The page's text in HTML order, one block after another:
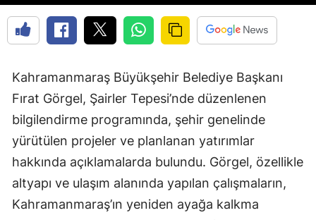
Kahramanmaraş Büyükşehir Belediye Başkanı
Fırat Görgel, Şairler Tepesi’nde düzenlenen
bilgilendirme programında, şehir genelinde
yürütülen projeler ve planlanan yatırımlar
hakkında açıklamalarda bulundu. Görgel, özellikle
altyapı ve ulaşım alanında yapılan çalışmaların,
Kahramanmaraş’ın yeniden ayağa kalkma